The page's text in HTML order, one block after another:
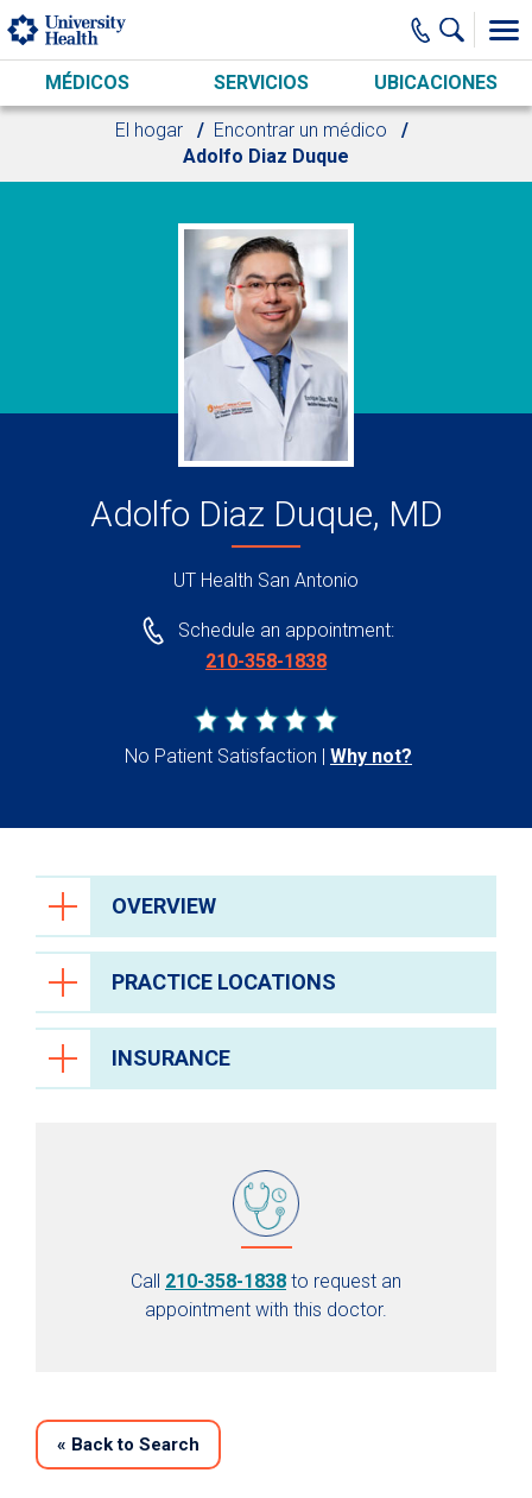
Skip to main content
MÉDICOS SERVICIOS UBICACIONES
El hogar
Encontrar un médico
Adolfo Diaz Duque
Adolfo Diaz Duque, MD
UT Health San Antonio
Schedule an appointment:
210-358-1838
No Patient Satisfaction Why not?
OVERVIEW
PRACTICE LOCATIONS
INSURANCE
Call 210-358-1838 to request an
appointment with this doctor.
« Back to Search